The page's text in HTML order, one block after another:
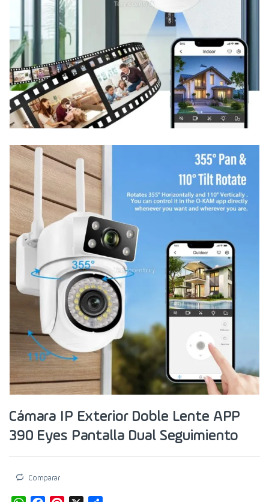
Cámara IP Exterior Doble Lente APP
390 Eyes Pantalla Dual Seguimiento
Comparar